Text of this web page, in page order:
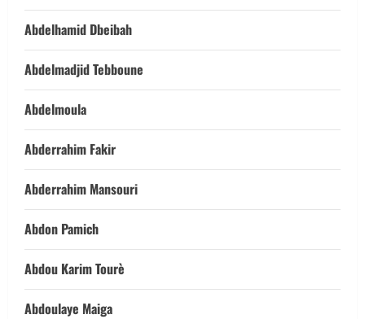
Abdelhamid Dbeibah
Abdelmadjid Tebboune
Abdelmoula
Abderrahim Fakir
Abderrahim Mansouri
Abdon Pamich
Abdou Karim Tourè
Abdoulaye Maiga